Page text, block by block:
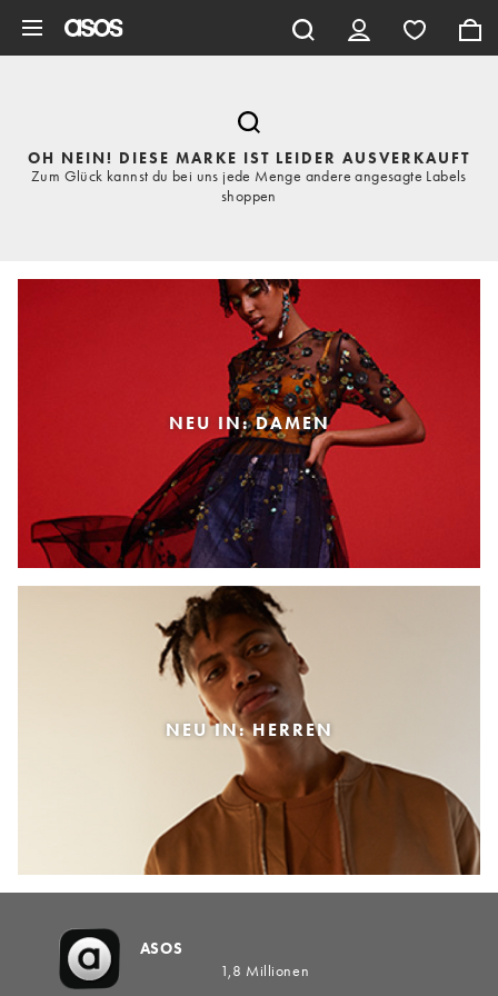
OH NEIN! DIESE MARKE IST LEIDER AUSVERKAUFT
Zum Glück kannst du bei uns jede Menge andere angesagte Labels
shoppen
NEU IN: DAMEN
NEU IN: HERREN
ASOS
1,8 Millionen